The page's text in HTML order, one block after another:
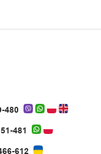
480
481
612